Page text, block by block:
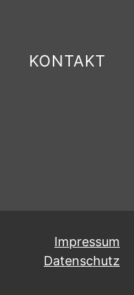
KONTAKT
Impressum
Datenschutz